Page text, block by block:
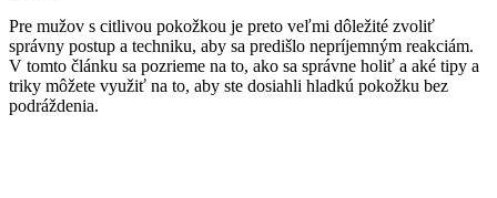
Pre mužov s citlivou pokožkou je preto veľmi dôležité zvoliť
správny postup a techniku, aby sa predišlo nepríjemným reakciám.
V tomto článku sa pozrieme na to, ako sa správne holiť a aké tipy a
triky môžete využiť na to, aby ste dosiahli hladkú pokožku bez
podráždenia.